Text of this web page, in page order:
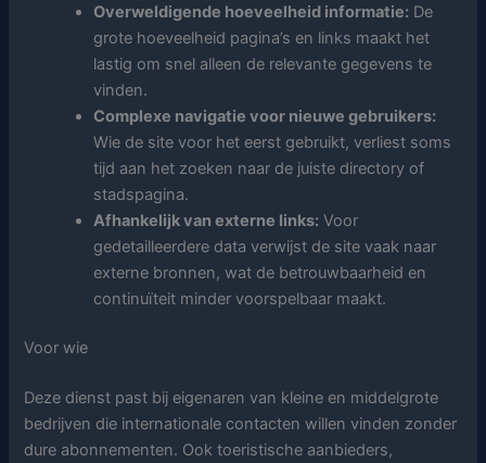
Overweldigende hoeveelheid informatie: De
grote hoeveelheid pagina’s en links maakt het
lastig om snel alleen de relevante gegevens te
vinden.
Complexe navigatie voor nieuwe gebruikers:
Wie de site voor het eerst gebruikt, verliest soms
tijd aan het zoeken naar de juiste directory of
stadspagina.
Afhankelijk van externe links: Voor
gedetailleerdere data verwijst de site vaak naar
externe bronnen, wat de betrouwbaarheid en
continuïteit minder voorspelbaar maakt.
Voor wie
Deze dienst past bij eigenaren van kleine en middelgrote
bedrijven die internationale contacten willen vinden zonder
dure abonnementen. Ook toeristische aanbieders,